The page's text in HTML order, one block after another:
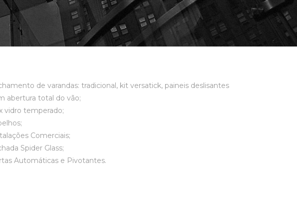
de varandas: tradicional, kit versatick, paineis deslisantes
abertura total do vão;
vidro temperado;
Comerciais;
Spider Glass;
Automáticas e Pivotantes.